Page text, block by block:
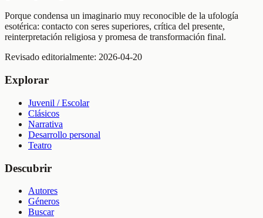
Porque condensa un imaginario muy reconocible de la ufología
esotérica: contacto con seres superiores, crítica del presente,
reinterpretación religiosa y promesa de transformación final.
Revisado editorialmente: 2026-04-20
Explorar
Juvenil / Escolar
Clásicos
Narrativa
Desarrollo personal
Teatro
Descubrir
Autores
Géneros
Buscar